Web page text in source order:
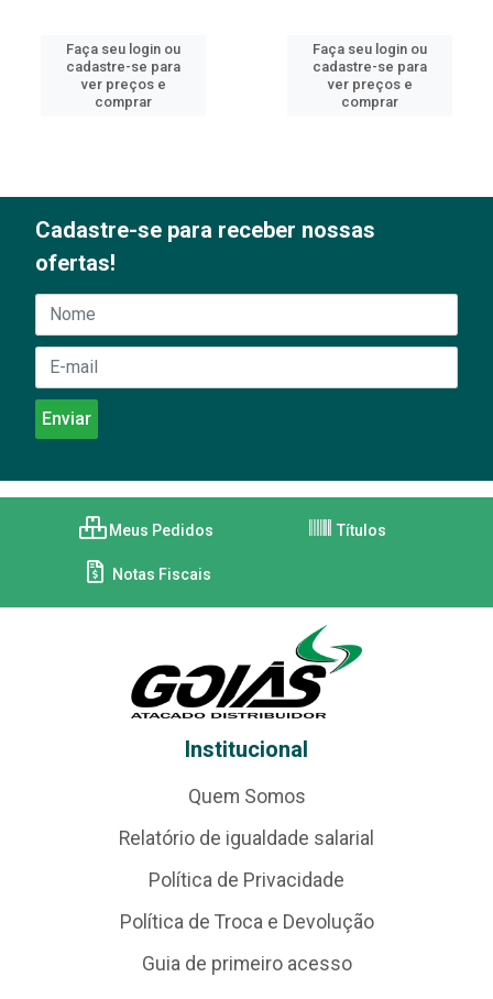
Faça seu login ou
cadastre-se para
ver preços e
comprar
Faça seu login ou
cadastre-se para
ver preços e
comprar
Cadastre-se para receber nossas
ofertas!
Meus Pedidos Títulos
Notas Fiscais
Institucional
Quem Somos
Relatório de igualdade salarial
Política de Privacidade
Política de Troca e Devolução
Guia de primeiro acesso